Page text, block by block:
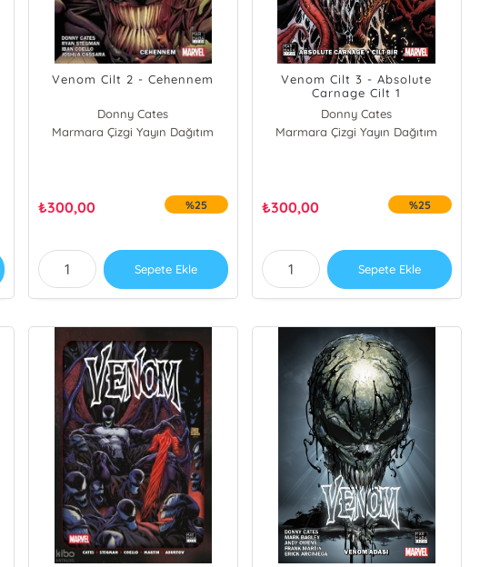
Venom Cilt 2 - Cehennem
Donny Cates
Marmara Çizgi Yayın Dağıtım
₺300,00 %25
Sepete Ekle
Venom Cilt 3 - Absolute
Carnage Cilt 1
Donny Cates
Marmara Çizgi Yayın Dağıtım
₺300,00 %25
Sepete Ekle